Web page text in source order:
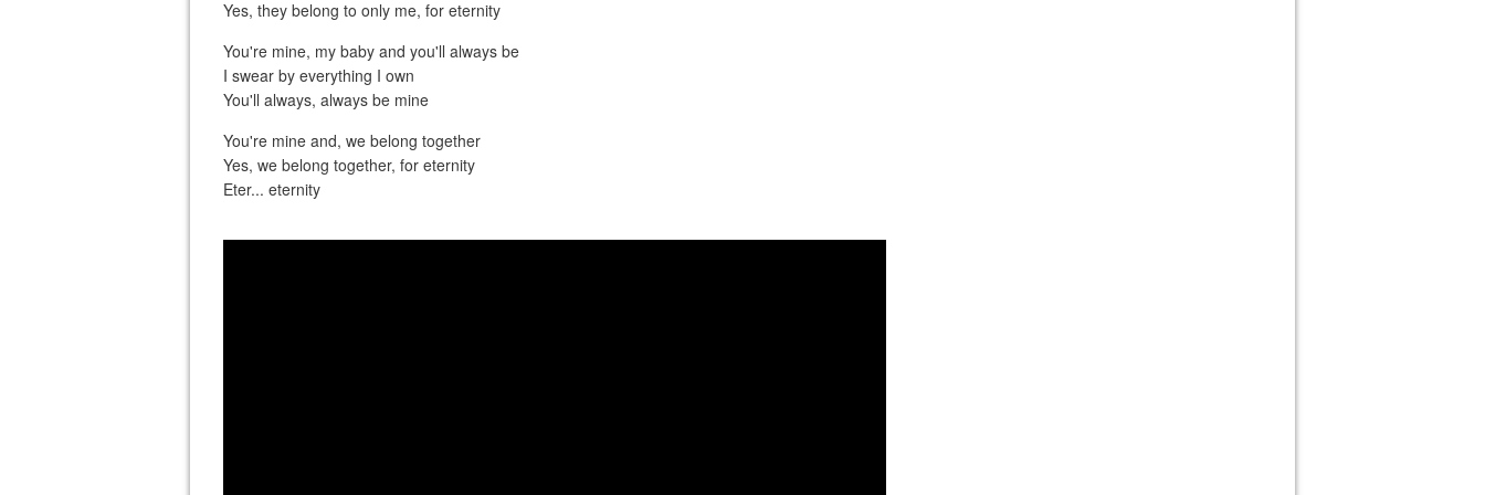
Yes, they belong to only me, for eternity
You're mine, my baby and you'll always be
I swear by everything I own
You'll always, always be mine
You're mine and, we belong together
Yes, we belong together, for eternity
Eter... eternity